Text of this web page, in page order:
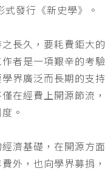
發行《新史學》。
長久，要耗費鉅大
者是一項艱辛的考
界廣泛而長期的支
在經費上開源節流
。
濟基礎，在開源方
外，也向學界募捐